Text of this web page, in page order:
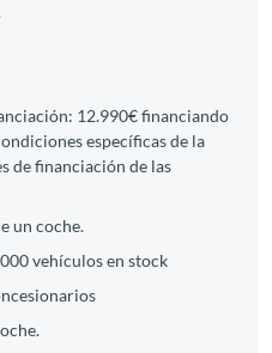
12.990€ financiando
específicas de la
de financiación de las
un coche.
vehículos en stock